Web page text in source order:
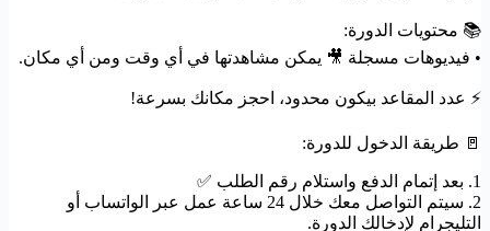
📚 محتويات الدورة:
• فيديوهات مسجلة 🎥 يمكن مشاهدتها في أي وقت ومن أي مكان.
⚡️ عدد المقاعد بيكون محدود، احجز مكانك بسرعة!
🚪 طريقة الدخول للدورة:
1. بعد إتمام الدفع واستلام رقم الطلب ✅
2. سيتم التواصل معك خلال 24 ساعة عمل عبر الواتساب أو
التليجرام لإدخالك الدورة.